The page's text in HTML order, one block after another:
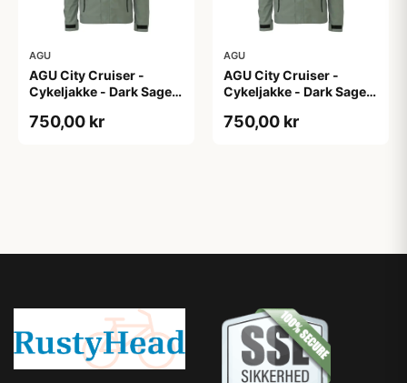
AGU
AGU City Cruiser -
Cykeljakke - Dark Sage -
750,00 kr
AGU
AGU City Cruiser -
Cykeljakke - Dark Sage -
750,00 kr